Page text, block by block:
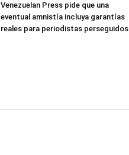
Venezuelan Press pide que una
eventual amnistía incluya garantías
reales para periodistas perseguidos